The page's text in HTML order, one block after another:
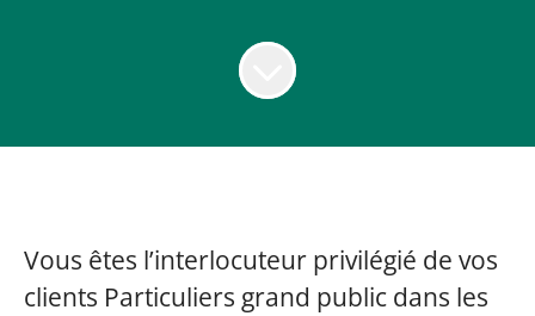
Vous êtes l’interlocuteur privilégié de vos
clients Particuliers grand public dans les